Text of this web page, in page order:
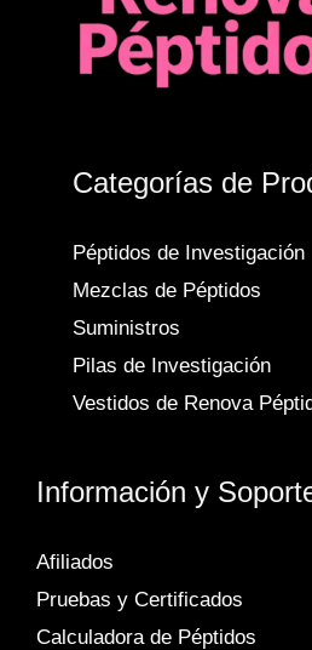
Categorías de
Péptidos de Investigación
Mezclas de Péptidos
Suministros
Pilas de Investigación
Vestidos de Renova
Información y
Afiliados
Pruebas y Certificados
Calculadora de Péptidos